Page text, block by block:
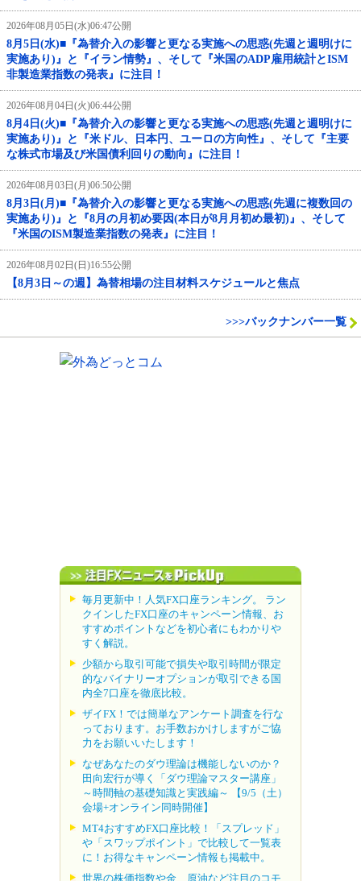
2026年08月05日(水)06:47公開
8月5日(水)■『為替介入の影響と更なる実施への思惑(先週と週明けに
実施あり)』と『イラン情勢』、そして『米国のADP雇用統計とISM
非製造業指数の発表』に注目！
2026年08月04日(火)06:44公開
8月4日(火)■『為替介入の影響と更なる実施への思惑(先週と週明けに
実施あり)』と『米ドル、日本円、ユーロの方向性』、そして『主要
な株式市場及び米国債利回りの動向』に注目！
2026年08月03日(月)06:50公開
8月3日(月)■『為替介入の影響と更なる実施への思惑(先週に複数回の
実施あり)』と『8月の月初め要因(本日が8月月初め最初)』、そして
『米国のISM製造業指数の発表』に注目！
2026年08月02日(日)16:55公開
【8月3日～の週】為替相場の注目材料スケジュールと焦点
>>>バックナンバー一覧
毎月更新中！人気FX口座ランキング。 ラン
クインしたFX口座のキャンペーン情報、お
すすめポイントなどを初心者にもわかりや
すく解説。
少額から取引可能で損失や取引時間が限定
的なバイナリーオプションが取引できる国
内全7口座を徹底比較。
ザイFX！では簡単なアンケート調査を行な
っております。お手数おかけしますがご協
力をお願いいたします！
なぜあなたのダウ理論は機能しないのか？
田向宏行が導く「ダウ理論マスター講座」
～時間軸の基礎知識と実践編～ 【9/5（土）
会場+オンライン同時開催】
MT4おすすめFX口座比較！「スプレッド」
や「スワップポイント」で比較して一覧表
に！お得なキャンペーン情報も掲載中。
世界の株価指数や金、原油など注目のコモ